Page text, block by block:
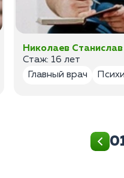
Николаев
Стаж: 16 лет
Главный врач